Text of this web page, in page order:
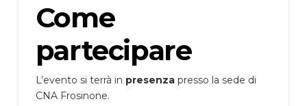
Come
partecipare
L’evento si terrà in presenzapresso la sede di
CNA Frosinone.